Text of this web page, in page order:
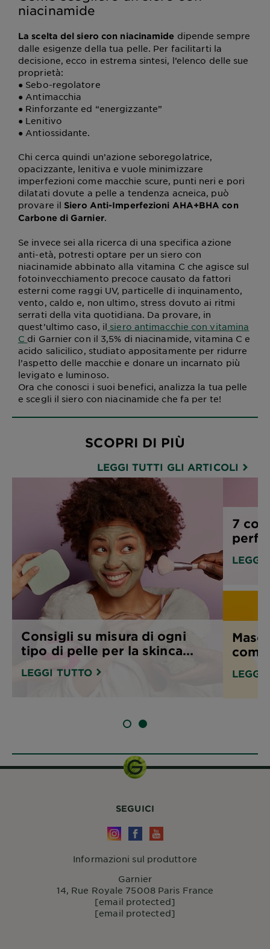
niacinamide
La scelta del siero con niacinamide dipende sempre
dalle esigenze della tua pelle. Per facilitarti la
decisione, ecco in estrema sintesi, l’elenco delle sue
proprietà:
● Sebo-regolatore
● Antimacchia
● Rinforzante ed “energizzante”
● Lenitivo
● Antiossidante.
Chi cerca quindi un’azione seboregolatrice,
opacizzante, lenitiva e vuole minimizzare
imperfezioni come macchie scure, punti neri e pori
dilatati dovute a pelle a tendenza acneica, può
provare il Siero Anti-Imperfezioni AHA+BHA con
Carbone di Garnier.
Se invece sei alla ricerca di una specifica azione
anti-età, potresti optare per un siero con
niacinamide abbinato alla vitamina C che agisce sul
fotoinvecchiamento precoce causato da fattori
esterni come raggi UV, particelle di inquinamento,
vento, caldo e, non ultimo, stress dovuto ai ritmi
serrati della vita quotidiana. Da provare, in
quest’ultimo caso, il siero antimacchie con vitamina
C di Garnier con il 3,5% di niacinamide, vitamina C e
acido salicilico, studiato appositamente per ridurre
l’aspetto delle macchie e donare un incarnato più
levigato e luminoso.
Ora che conosci i suoi benefici, analizza la tua pelle
e scegli il siero con niacinamide che fa per te!
SCOPRI DI PIÙ
LEGGI TUTTI GLI ARTICOLI
Consigli su misura di ogni
tipo di pelle per la skinca...
LEGGI TUTTO
7
LEGGI
LEGGI
SLIDE 1SLIDE 2
SEGUICI
Informazioni sul produttore
Garnier
14, Rue Royale 75008 Paris France
[email protected]
[email protected]